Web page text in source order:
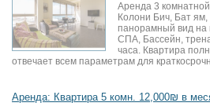
Аренда 3
Колони Бич, Бат
панорамный вид на
СПА, Бассейн,
часа. Квартира
отвечает всем параметрам для
Аренда: Квартира 5 комн. 12,000₪ в